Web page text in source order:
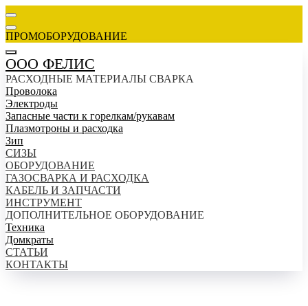
ПРОМОБОРУДОВАНИЕ
ООО ФЕЛИС
РАСХОДНЫЕ МАТЕРИАЛЫ СВАРКА
Проволока
Электроды
Запасные части к горелкам/рукавам
Плазмотроны и расходка
Зип
СИЗЫ
ОБОРУДОВАНИЕ
ГАЗОСВАРКА И РАСХОДКА
КАБЕЛЬ И ЗАПЧАСТИ
ИНСТРУМЕНТ
ДОПОЛНИТЕЛЬНОЕ ОБОРУДОВАНИЕ
Техника
Домкраты
СТАТЬИ
КОНТАКТЫ